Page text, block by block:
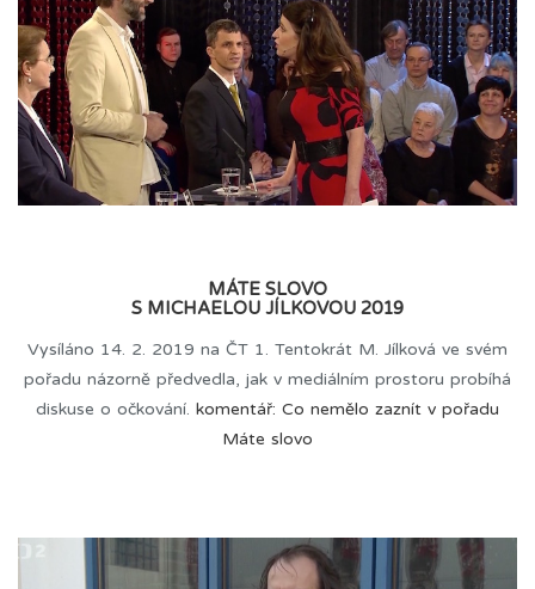
MÁTE SLOVO
S MICHAELOU JÍLKOVOU 2019
Vysíláno 14. 2. 2019 na ČT 1. Tentokrát M. Jílková ve svém
pořadu názorně předvedla, jak v mediálním prostoru probíhá
diskuse o očkování. komentář: Co nemělo zaznít v pořadu
Máte slovo